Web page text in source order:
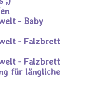
- Baby
- Falzbrett
- Falzbrett
für längliche